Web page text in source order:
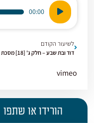
נגן
אודיו
00:00
לשיעור הקודם
דוד ובת שבע – חלק ג' [18] מסכת שבת
vimeo
הורידו או שתפו